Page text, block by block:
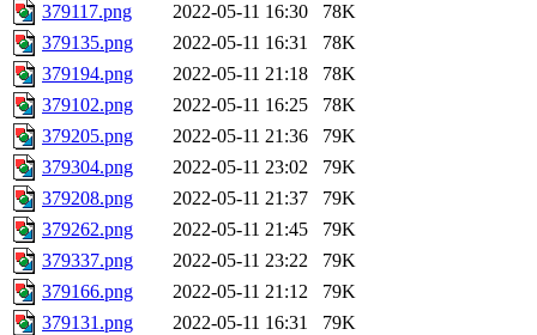
379117.png
2022-05-11 16:30
78K
379135.png
2022-05-11 16:31
78K
379194.png
2022-05-11 21:18
78K
379102.png
2022-05-11 16:25
78K
379205.png
2022-05-11 21:36
79K
379304.png
2022-05-11 23:02
79K
379208.png
2022-05-11 21:37
79K
379262.png
2022-05-11 21:45
79K
379337.png
2022-05-11 23:22
79K
379166.png
2022-05-11 21:12
79K
379131.png
2022-05-11 16:31
79K